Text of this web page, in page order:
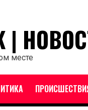
|
месте